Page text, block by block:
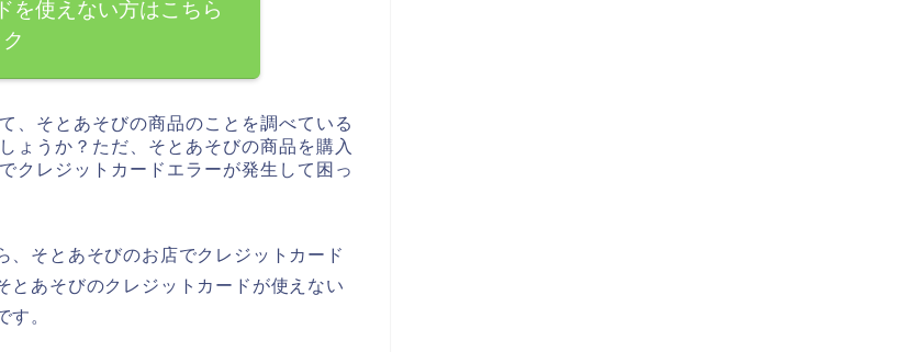
を使えない方はこちら
、そとあそびの商品のことを調べている
ょうか？ただ、そとあそびの商品を購入
クレジットカードエラーが発生して困っ
、そとあそびのお店でクレジットカード
とあそびのクレジットカードが使えない
す。